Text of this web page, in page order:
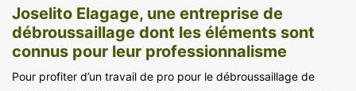
Joselito Elagage, une entreprise de
débroussaillage dont les éléments sont
connus pour leur professionnalisme
Pour profiter d’un travail de pro pour le débroussaillage de